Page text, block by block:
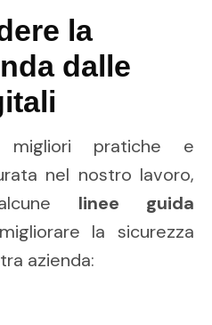
la
dalle
pratiche e
nel nostro lavoro,
linee guida
la sicurezza
azienda: